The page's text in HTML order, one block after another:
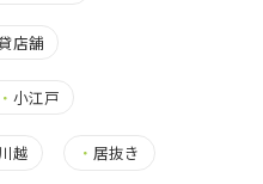
店舗
・小江戸
越 ・居抜き